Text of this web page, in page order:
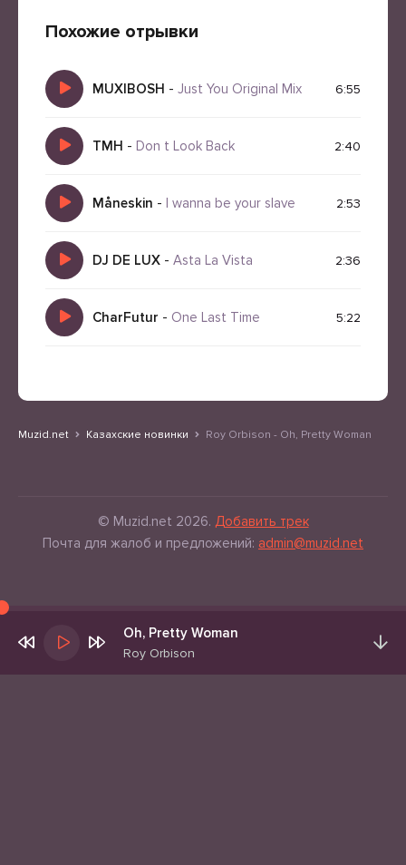
Похожие отрывки
MUXIBOSH - Just You Original Mix 6:55
TMH - Don t Look Back 2:40
Måneskin - I wanna be your slave 2:53
DJ DE LUX - Asta La Vista 2:36
CharFutur - One Last Time 5:22
Muzid.net Казахские новинки Roy Orbison - Oh, Pretty Woman
© Muzid.net 2026. Добавить трек
Почта для жалоб и предложений: admin@muzid.net
Oh, Pretty Woman
Roy Orbison